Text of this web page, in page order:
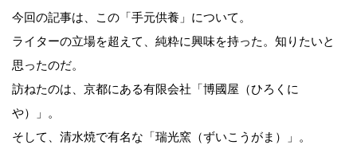
今回の記事は、この「手元供養」について。
ライターの立場を超えて、純粋に興味を持った。知りたいと
思ったのだ。
訪ねたのは、京都にある有限会社「博國屋（ひろくに
や）」。
そして、清水焼で有名な「瑞光窯（ずいこうがま）」。